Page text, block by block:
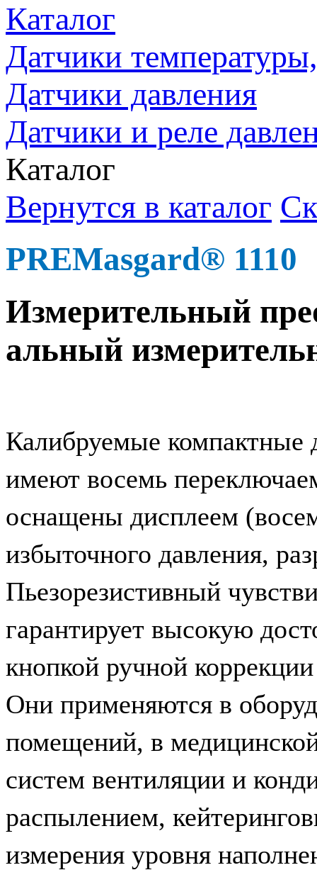
Каталог
Датчики
Датчики давления
Датчики и реле
Каталог
Вернутся в каталог
PREMasgard® 1110
Измеритель­ный
альный
Калибруемые компактные
имеют восемь
оснащены дисплеем
избыточного давления,
Пьезорезистивный
гарантирует высокую
кнопкой ручной
Они применяются в
помещений, в
систем вентиляции и
распылением,
измерения уровня